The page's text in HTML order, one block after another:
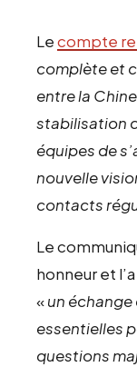
Lecompte
complète et
entre la
stabilisation
équipes de
nouvelle
contacts
Le
honneur et l’a
«un
essentielles
questions